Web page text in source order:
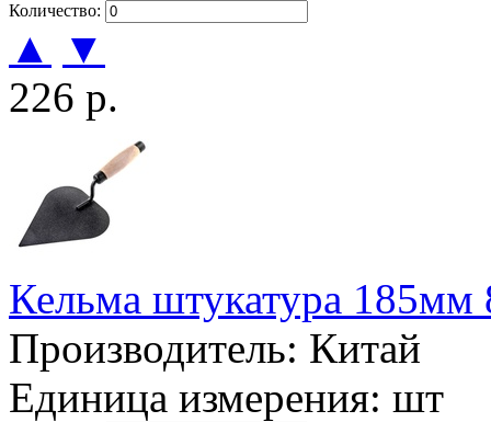
Количество:
▲
▼
226 р.
Кельма штукатура 185мм
Производитель: Китай
Единица измерения: шт